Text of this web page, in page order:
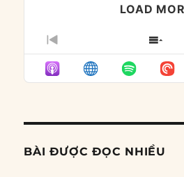
LOAD
PREVIOUS
EPISODE
LIST
BÀI ĐƯỢC ĐỌC NHIỀU